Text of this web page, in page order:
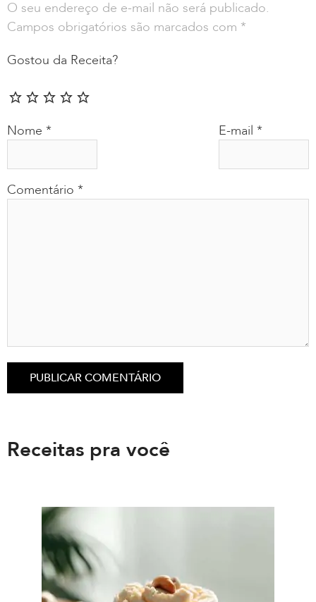
O seu endereço de e-mail não será publicado.
Campos obrigatórios são marcados com *
Gostou da Receita?
Comentário *
Nome * E-mail *
Receitas pra você